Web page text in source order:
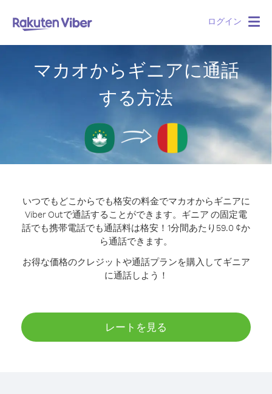
ログイン
マカオからギニアに通話
する方法
いつでもどこからでも格安の料金でマカオからギニアに
Viber Outで通話することができます。 ギニア の固定電
話でも携帯電話でも通話料は格安！1分間あたり59.0 ¢か
ら通話できます。
お得な価格のクレジットや通話プランを購入してギニア
に通話しよう！
レートを見る